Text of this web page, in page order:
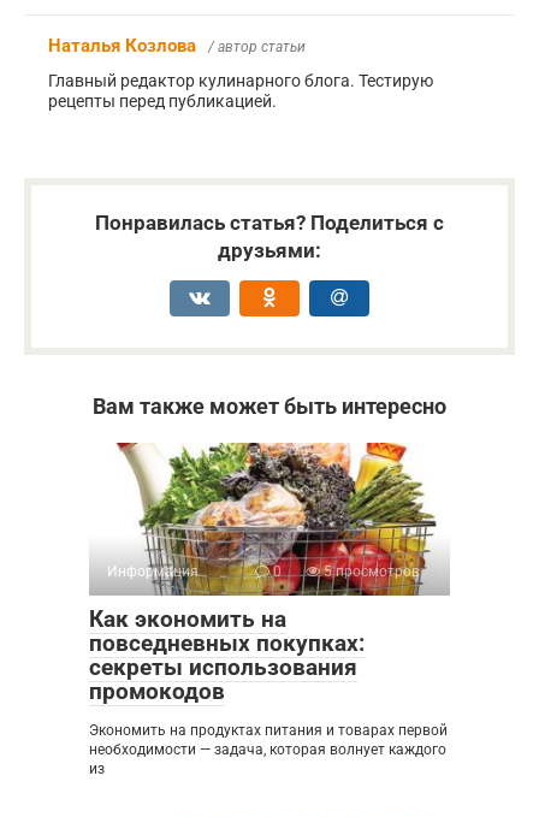
Наталья Козлова / автор статьи
Главный редактор кулинарного блога. Тестирую
рецепты перед публикацией.
Понравилась статья? Поделиться с
друзьями:
Вам также может быть интересно
Информация 0 5 просмотров
Как экономить на
повседневных покупках:
секреты использования
промокодов
Экономить на продуктах питания и товарах первой
необходимости — задача, которая волнует каждого
из